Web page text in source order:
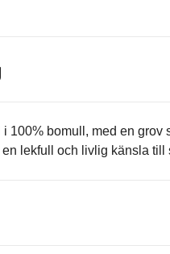
100% bomull, med en
lekfull och livlig känsla till